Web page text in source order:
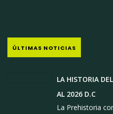
ÚLTIMAS NOTICIAS
LA HISTORIA
AL 2026 D.C
La Prehistoria